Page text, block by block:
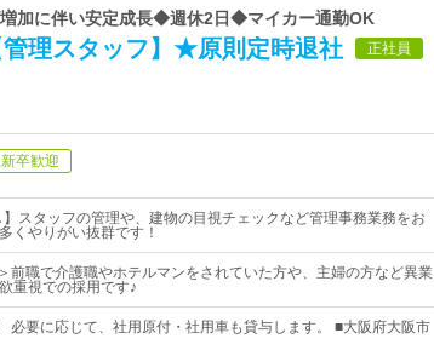
加に伴い安定成長◆週休2日◆マイカー通勤OK
理スタッフ】★原則定時退社 正社員
卒歓迎
】スタッフの管理や、建物の目視チェックなど管理事務業務をお
くやりがい抜群です！
前職で介護職やホテルマンをされていた方や、主婦の方など異業
重視での採用です♪
必要に応じて、社用原付・社用車も貸与します。 ■大阪府大阪市